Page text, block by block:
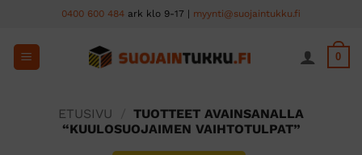
content
0400 600 484 ark klo 9-17 | myynti@suojaintukku.fi
0
ETUSIVU
TUOTTEET AVAINSANALLA
“KUULOSUOJAIMEN VAIHTOTULPAT”